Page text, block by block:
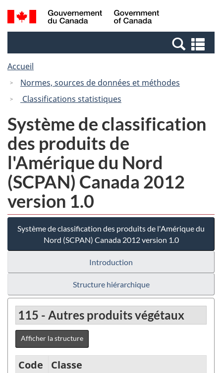
Passer
au
Passer
à
Canada
Recherche
et
et
Accueil
Normes, sources de données et méthodes
Classifications statistiques
Système de classification
des produits de
l'Amérique du Nord
(SCPAN) Canada 2012
version 1.0
Système de classification des produits de l'Amérique du
Nord (SCPAN) Canada 2012 version 1.0
Introduction
Structure hiérarchique
115 - Autres produits végétaux
Afficher la structure
Code
Classe